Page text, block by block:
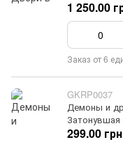
1 250.00
Заказ от 6
GKRP0037
Демоны и
Затонувшая
299.00 грн